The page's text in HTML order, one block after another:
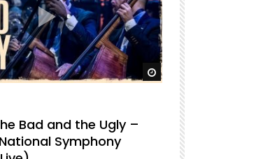
Daha sonra izle
Bad and the Ugly –
Symphony
For A Few
National